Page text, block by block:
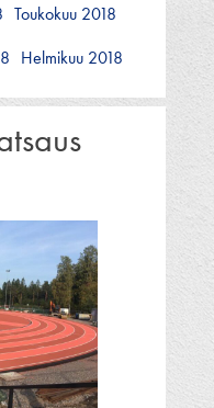
Toukokuu 2018
Helmikuu 2018